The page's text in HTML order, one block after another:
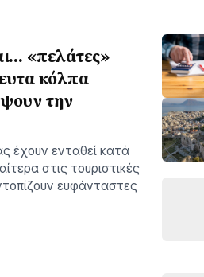
«πελάτες»
κόλπα
την
έχουν ενταθεί κατά
στις τουριστικές
ευφάνταστες